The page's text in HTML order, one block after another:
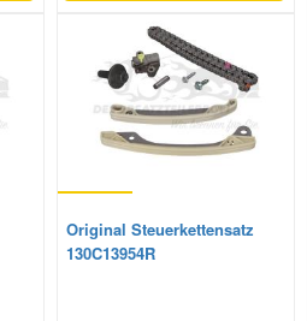
Original Steuerkettensatz
130C13954R